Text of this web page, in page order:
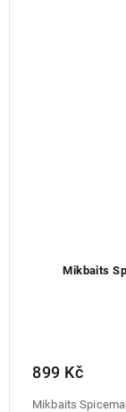
Mikbaits
899 Kč
Mikbaits